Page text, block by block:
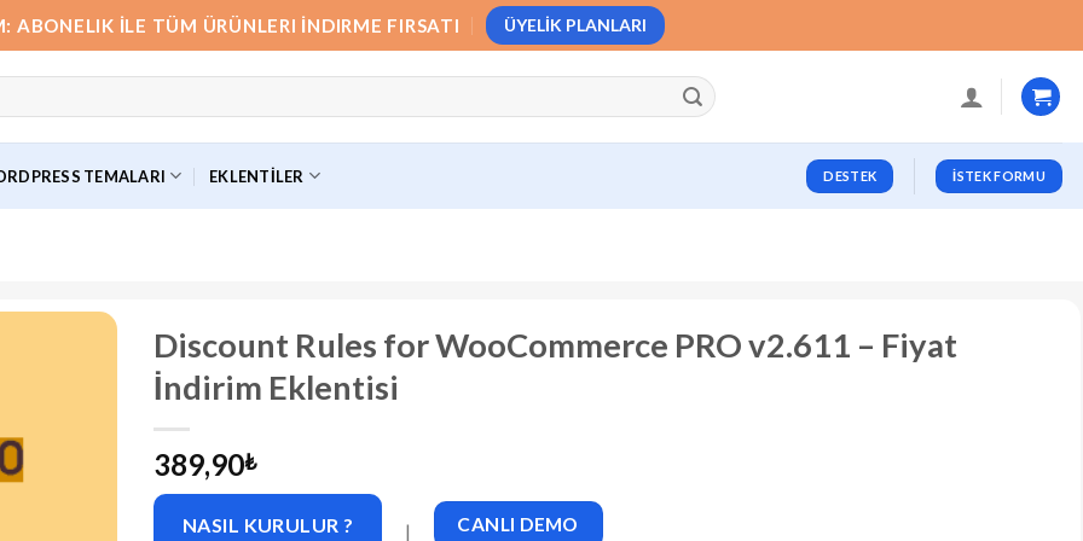
ABONELIK İLE TÜM ÜRÜNLERI İNDIRME FIRSATI ÜYELIK PLANLARI
TEMALARI EKLENTILER DESTEK İSTEK FORMU
Discount Rules for WooCommerce PRO v2.611 – Fiyat
İndirim Eklentisi
389,90₺
NASIL KURULUR ? | CANLI DEMO